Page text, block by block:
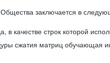
заключается в
качестве строк которой
сжатия матриц обучающая